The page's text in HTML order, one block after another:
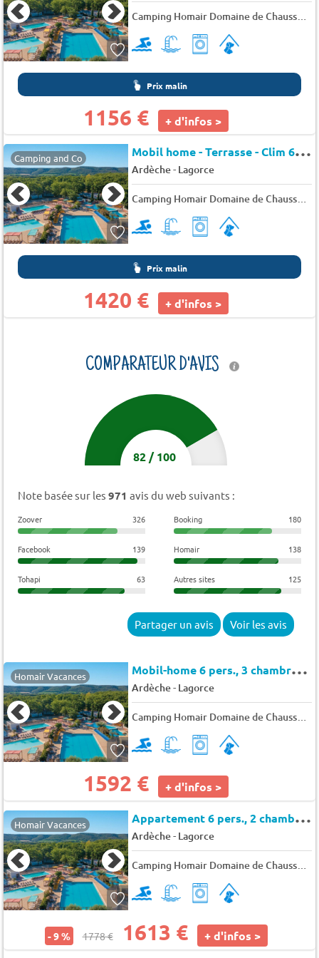
Prix malin
1156 € + d'infos >
Camping and Co M
obil home - Terrasse - Clim 6 pers.
Ardèche- Lagorce
Camping Homair Domaine de Chaussy
Prix malin
1420 € + d'infos >
COMPARATEUR D'AVIS
82/100
Note basée sur les 971 avis du web suivants :
Zoover 326 Booking 180
Facebook 139 Homair 138
Tohapi 63 Autres sites 125
Partager un avis Voir les avis
Homair Vacances M
obil-home 6 pers., 3 chambres, 32 m² - 33 m²
Ardèche- Lagorce
1592 € + d'infos >
Homair Vacances A
ppartement 6 pers., 2 chambres, null m²
Ardèche- Lagorce
Camping Homair Domaine de Chaussy
- 9 % 1778 € 1613 € + d'infos >